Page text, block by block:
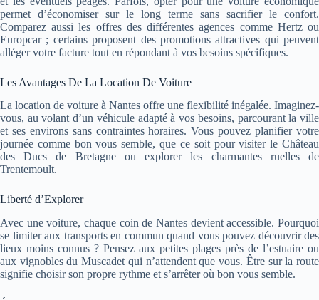
permet d’économiser sur le long terme sans sacrifier le confort.
Comparez aussi les offres des différentes agences comme Hertz ou
Europcar ; certains proposent des promotions attractives qui peuvent
alléger votre facture tout en répondant à vos besoins spécifiques.
Les Avantages De La Location De Voiture
La location de voiture à Nantes offre une flexibilité inégalée. Imaginez-
vous, au volant d’un véhicule adapté à vos besoins, parcourant la ville
et ses environs sans contraintes horaires. Vous pouvez planifier votre
journée comme bon vous semble, que ce soit pour visiter le Château
des Ducs de Bretagne ou explorer les charmantes ruelles de
Trentemoult.
Liberté d’Explorer
Avec une voiture, chaque coin de Nantes devient accessible. Pourquoi
se limiter aux transports en commun quand vous pouvez découvrir des
lieux moins connus ? Pensez aux petites plages près de l’estuaire ou
aux vignobles du Muscadet qui n’attendent que vous. Être sur la route
signifie choisir son propre rythme et s’arrêter où bon vous semble.